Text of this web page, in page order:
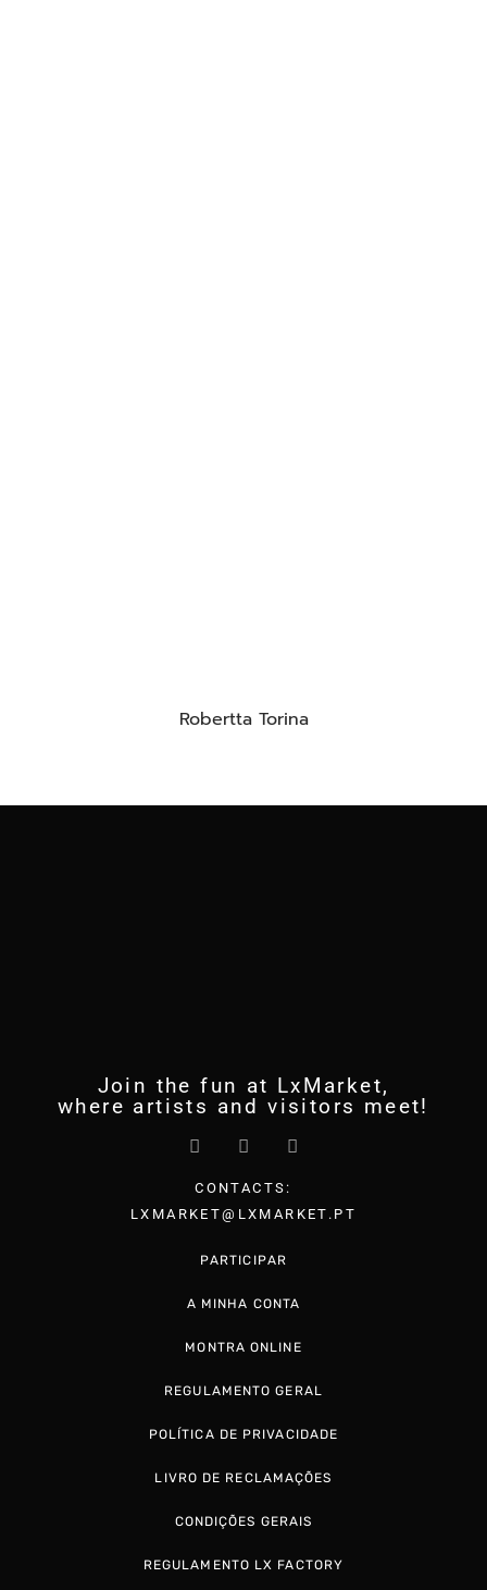
Robertta Torina
Join the fun at LxMarket,
where artists and visitors meet!
CONTACTS:
LXMARKET@LXMARKET.PT
POLÍTICA DE PRIVACIDADE
LIVRO DE RECLAMAÇÕES
CONDIÇÕES GERAIS
REGULAMENTO LX FACTORY
PARTICIPAR
A MINHA CONTA
MONTRA ONLINE
REGULAMENTO GERAL